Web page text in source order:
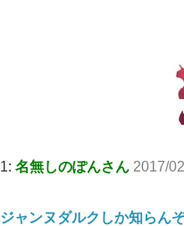
1: 名無しのぽんさん 2017/
ジャンヌダルクしか知らん